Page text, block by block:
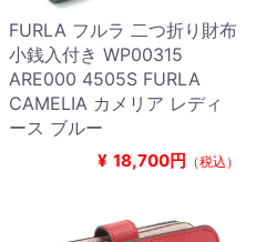
FURLA フルラ 二つ折り財布
小銭入付き WP00315
ARE000 4505S FURLA
CAMELIA カメリア レディ
ース ブルー
¥ 18,700円 （税込）